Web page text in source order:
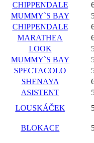
CHIPPENDALE
MUMMY`S BAY
CHIPPENDALE
MARATHEA
LOOK
MUMMY`S BAY
SPECTACOLO
SHENAYA
ASISTENT
LOUSKÁČEK
BLOKACE